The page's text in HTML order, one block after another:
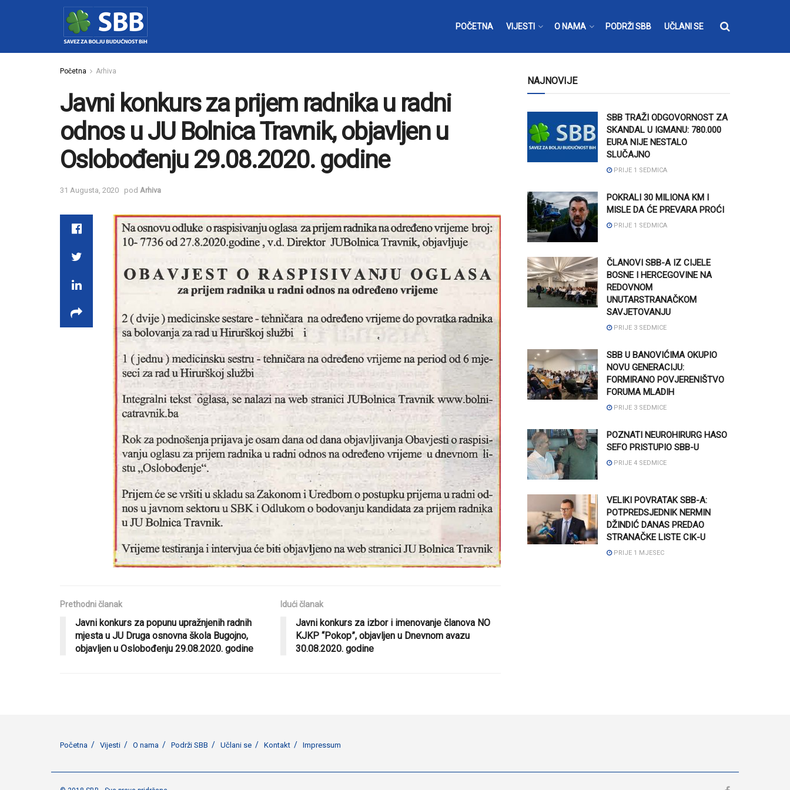
POČETNA VIJESTI O NAMA PODRŽI SBB UČLANI SE
Početna Arhiva
Javni konkurs za prijem radnika u radni
odnos u JU Bolnica Travnik, objavljen u
Oslobođenju 29.08.2020. godine
31 Augusta, 2020 pod Arhiva
Prethodni članak
Javni konkurs za popunu upražnjenih radnih
mjesta u JU Druga osnovna škola Bugojno,
objavljen u Oslobođenju 29.08.2020. godine
Idući članak
Javni konkurs za izbor i imenovanje članova NO
KJKP “Pokop”, objavljen u Dnevnom avazu
30.08.2020. godine
NAJNOVIJE
SBB TRAŽI ODGOVORNOST ZA
SKANDAL U IGMANU: 780.000
EURA NIJE NESTALO
SLUČAJNO
PRIJE 1 SEDMICA
POKRALI 30 MILIONA KM I
MISLE DA ĆE PREVARA PROĆI
PRIJE 1 SEDMICA
ČLANOVI SBB-A IZ CIJELE
BOSNE I HERCEGOVINE NA
REDOVNOM
UNUTARSTRANAČKOM
SAVJETOVANJU
PRIJE 3 SEDMICE
SBB U BANOVIĆIMA OKUPIO
NOVU GENERACIJU:
FORMIRANO POVJERENIŠTVO
FORUMA MLADIH
PRIJE 3 SEDMICE
POZNATI NEUROHIRURG HASO
SEFO PRISTUPIO SBB-U
PRIJE 4 SEDMICE
VELIKI POVRATAK SBB-A:
POTPREDSJEDNIK NERMIN
DŽINDIĆ DANAS PREDAO
STRANAČKE LISTE CIK-U
PRIJE 1 MJESEC
Početna Vijesti O nama Podrži SBB Učlani se Kontakt Impressum